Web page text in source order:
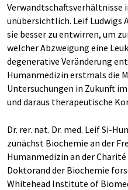
Verwandtschaftsverhältnisse
unübersichtlich. Leif Ludwigs
sie besser zu entwirren, um
welcher Abzweigung eine
degenerative Veränderung
Humanmedizin erstmals die
Untersuchungen in Zukunft
und daraus therapeutische
Dr. rer. nat. Dr. med. Leif Si-
zunächst Biochemie an der
Humanmedizin an der
Doktorand der Biochemie
Whitehead Institute of